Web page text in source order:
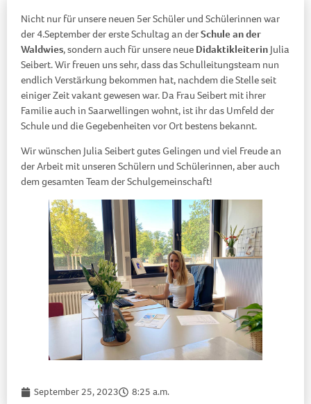
Nicht nur für unsere neuen 5er Schüler und Schülerinnen war
der 4.September der erste Schultag an derSchule an der
Waldwies, sondern auch für unsere neue Didaktikleiterin Julia
Seibert. Wir freuen uns sehr, dass das Schulleitungsteam nun
endlich Verstärkung bekommen hat, nachdem die Stelle seit
einiger Zeit vakant gewesen war. Da Frau Seibert mit ihrer
Familie auch in Saarwellingen wohnt, ist ihr das Umfeld der
Schule und die Gegebenheiten vor Ort bestens bekannt.
Wir wünschen Julia Seibert gutes Gelingen und viel Freude an
der Arbeit mit unseren Schülern und Schülerinnen, aber auch
dem gesamten Team der Schulgemeinschaft!
September 25, 2023 8:25 a.m.